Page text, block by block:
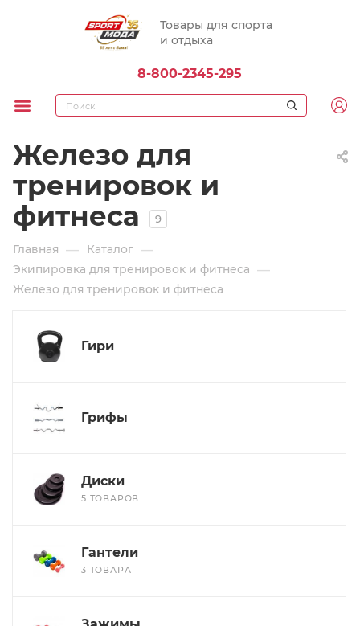
Товары для спорта
и отдыха
8-800-2345-295
Железо для
тренировок и
фитнеса
9
Главная — Каталог —
Экипировка для тренировок и фитнеса —
Железо для тренировок и фитнеса
Гири
Грифы
Диски
5 ТОВАРОВ
Гантели
3 ТОВАРА